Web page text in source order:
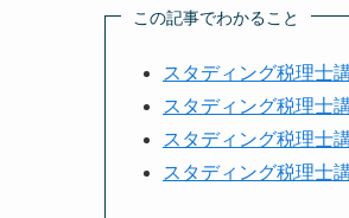
この記事でわかること
スタディング税理士
スタディング税理士
スタディング税理士
スタディング税理士